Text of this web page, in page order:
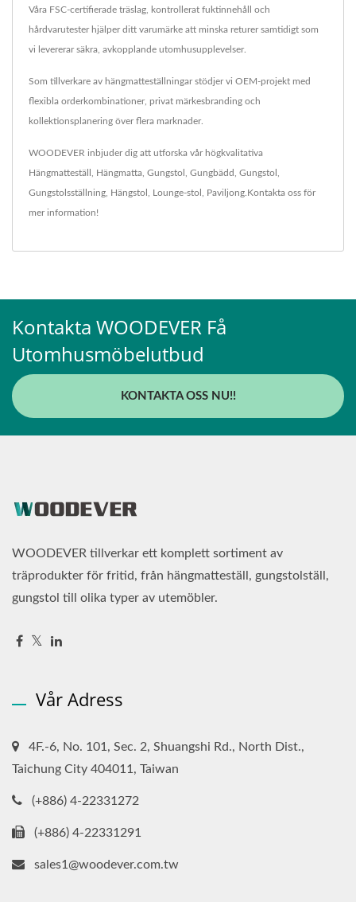
Våra FSC-certifierade träslag, kontrollerat fuktinnehåll och
hårdvarutester hjälper ditt varumärke att minska returer samtidigt som
vi levererar säkra, avkopplande utomhusupplevelser.
Som tillverkare av hängmatteställningar stödjer vi OEM-projekt med
flexibla orderkombinationer, privat märkesbranding och
kollektionsplanering över flera marknader.
WOODEVER inbjuder dig att utforska vår högkvalitativa
Hängmatteställ Hängmatta Gungstol Gungbädd Gungstol
Gungstolsställning Hängstol Lounge-stol Paviljong Kontakta oss för
mer information!
Kontakta WOODEVER Få
Utomhusmöbelutbud
KONTAKTA OSS NU!!
WOODEVER tillverkar ett komplett sortiment av
träprodukter för fritid, från hängmatteställ, gungstolställ,
gungstol till olika typer av utemöbler.
Vår Adress
4F.-6, No. 101, Sec. 2, Shuangshi Rd., North Dist.,
Taichung City 404011, Taiwan
(+886) 4-22331272
(+886) 4-22331291
sales1@woodever.com.tw